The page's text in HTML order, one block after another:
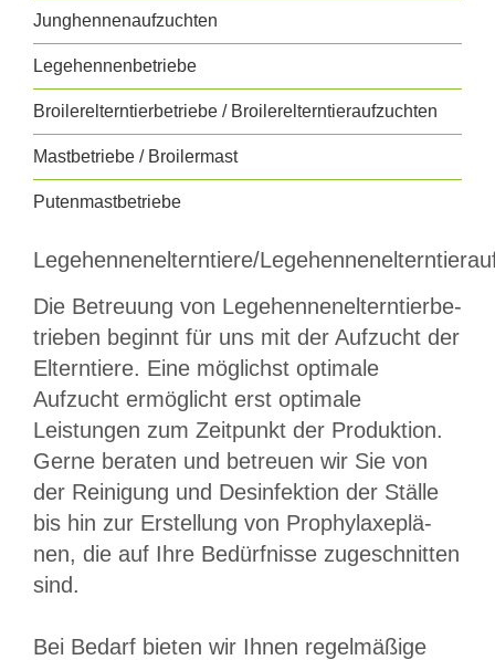
Junghennenaufzuchten
Legehennenbetriebe
Broilerelterntierbetriebe / Broilerelterntieraufzuchten
Mastbetriebe / Broilermast
Putenmastbetriebe
Legehennenelterntiere/
Die Betreuung von Le­ge­hen­nen­el­tern­tier­be­
trie­ben beginnt für uns mit der Auf­zucht der
Elterntiere. Eine mög­lichst optimale
Aufzucht ermöglicht erst optimale
Leistungen zum Zeit­punkt der Produktion.
Gerne beraten und betreuen wir Sie von
der Rei­ni­gung und Desinfektion der Ställe
bis hin zur Erstellung von Pro­phy­la­xe­plä­
nen, die auf Ihre Bedürfnisse zu­ge­schnit­ten
sind.
Bei Bedarf bieten wir Ihnen re­gel­mä­ßi­ge